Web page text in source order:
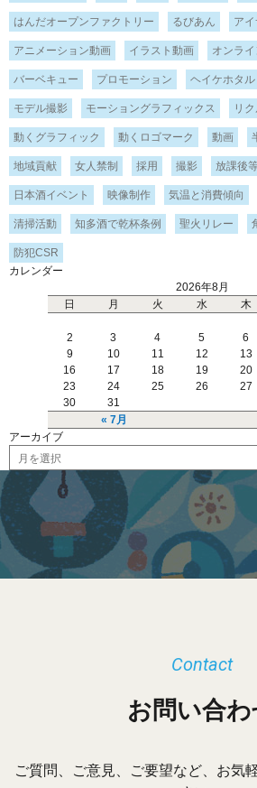
はんだオープンファクトリー るびあん アイ
アニメーション動画 イラスト動画 オンラ
バーベキュー プロモーション ヘイケホタル
モデル撮影 モーショングラフィックス リ
動くグラフィック 動くロゴマーク 動画
地域貢献 女人禁制 採用 撮影 放課後
日本酒イベント 映像制作 気温と消費傾向
清掃活動 知多酒で乾杯条例 聖火リレー
防犯CSR
カレンダー
2026年8月
日
月 火 水 木
« 7月
2
3 4 5 6
9
10 11 12 13
16
17 18 19 20
23
24 25 26 27
30
31
アーカイブ
ー
ブ
お問い合わ
Contact
ご質問、ご意見、ご要望など、お気